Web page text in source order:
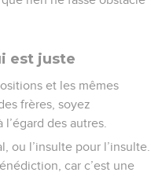
est juste
et les mêmes
frères, soyez
des autres.
ou l’insulte pour l’insulte.
car c’est une